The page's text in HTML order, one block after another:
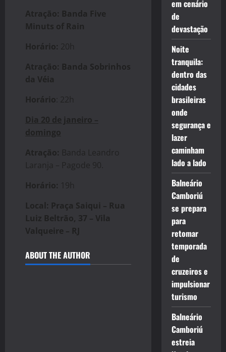
Atração: Banda Five
Minuts of Rain
Horário: 20h
Atração: Banda Sobrinhos
da Véia
Horário : 22h
Dia 20 de janeiro –
domingo
Atração: Banda Leandro
Laranja – Pagode 90.
Horário: 19h
Local: Praça Saiqui – Rua
Luiz Beltrão, 37 – Vila
Valqueire – RJ
ABOUT THE AUTHOR
em cenário
de
devastação
Noite
tranquila:
dentro das
cidades
brasileiras
onde
segurança e
lazer
caminham
lado a lado
Balneário
Camboriú
se prepara
para
retomar
temporada
de
cruzeiros e
impulsionar
turismo
Balneário
Camboriú
estreia